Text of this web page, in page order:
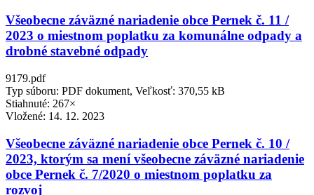
Všeobecne záväzné nariadenie obce Pernek č. 11 /
2023 o miestnom poplatku za komunálne odpady a
drobné stavebné odpady
9179.pdf
Typ súboru: PDF dokument, Veľkosť: 370,55 kB
Stiahnuté: 267×
Vložené: 14. 12. 2023
Všeobecne záväzné nariadenie obce Pernek č. 10 /
2023, ktorým sa mení všeobecne záväzné nariadenie
obce Pernek č. 7/2020 o miestnom poplatku za
rozvoj